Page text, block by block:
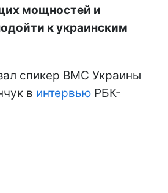
мощностей и
к украинским
спикер ВМС Украины
в интервью РБК-